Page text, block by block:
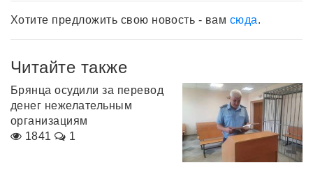
Хотите предложить свою новость - вам сюда.
Читайте также
Брянца осудили за перевод
денег нежелательным
организациям
1841
1